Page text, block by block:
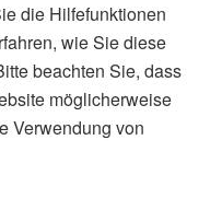
die Hilfefunktionen
wie Sie diese
beachten Sie, dass
möglicherweise
Verwendung von